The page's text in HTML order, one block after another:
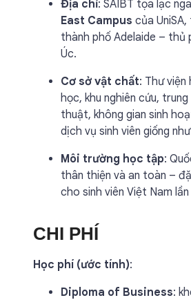
Địa chỉ: SAIBT tọa lạc
East Campus của
thành phố Adelaide – thủ
Úc.
Cơ sở vật chất: Thư viện
học, khu nghiên cứu,
thuật, không gian sinh
dịch vụ sinh viên giống như
Môi trường học tập:
thân thiện và an toàn –
cho sinh viên Việt Nam
CHI PHÍ
Học phí (ước tính):
Diploma of Business: